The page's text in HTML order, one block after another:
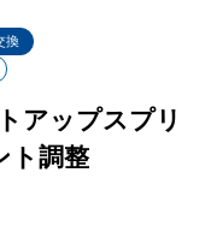
換
アップスプリ
ト調整